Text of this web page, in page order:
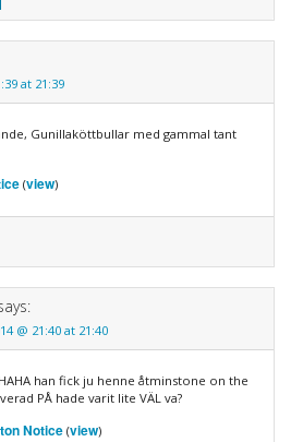
at 21:39
Gunillaköttbullar med gammal tant
(view)
@ 21:40 at 21:40
han fick ju henne åtminstone on the
PÅ hade varit lite VÄL va?
Notice(view)